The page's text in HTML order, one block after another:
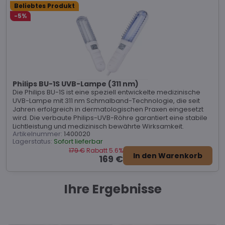
Philips BU-1S UVB-Lampe (311 nm)
Beliebtes Produkt
-5%
Die Philips BU-1S ist eine speziell entwickelte medizinische
UVB-Lampe mit 311 nm Schmalband-Technologie, die seit
Jahren erfolgreich in dermatologischen Praxen eingesetzt
wird. Die verbaute Philips-UVB-Röhre garantiert eine stabile
Lichtleistung und medizinisch bewährte Wirksamkeit.
Artikelnummer: 1400020
Lagerstatus: Sofort lieferbar
169 €
179 € Rabatt 5.6%
In den Warenkorb
Ihre Ergebnisse